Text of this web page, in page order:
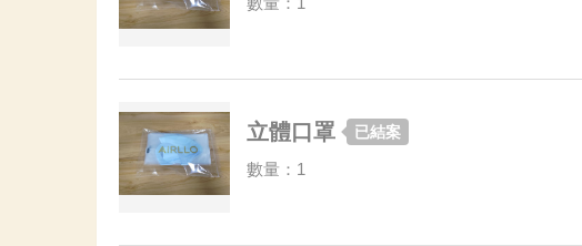
立體口罩 已結案
數量：1